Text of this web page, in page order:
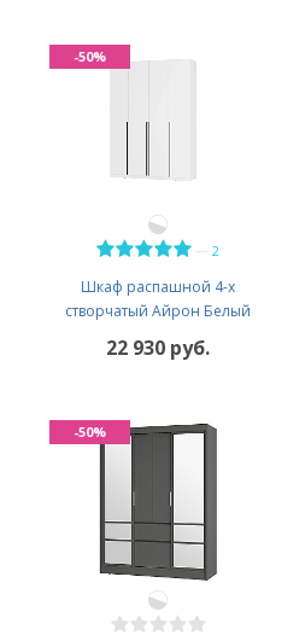
2
Шкаф распашной 4-х
створчатый Айрон Белый
22 930 руб.
-50%
-50%